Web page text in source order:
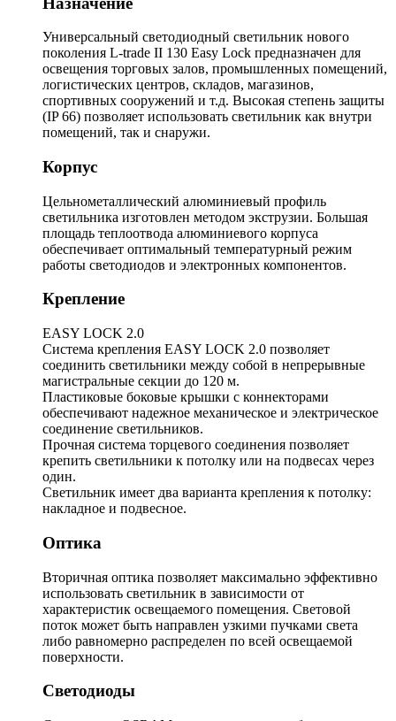
Универсальный светодиодный светильник нового
поколения L-trade II 130 Easy Lock предназначен для
освещения торговых залов, промышленных помещений,
логистических центров, складов, магазинов,
спортивных сооружений и т.д. Высокая степень защиты
(IP 66) позволяет использовать светильник как внутри
помещений, так и снаружи.
Корпус
Цельнометаллический алюминиевый профиль
светильника изготовлен методом экструзии. Большая
площадь теплоотвода алюминиевого корпуса
обеспечивает оптимальный температурный режим
работы светодиодов и электронных компонентов.
Крепление
EASY LOCK 2.0
Система крепления EASY LOCK 2.0 позволяет
соединить светильники между собой в непрерывные
магистральные секции до 120 м.
Пластиковые боковые крышки с коннекторами
обеспечивают надежное механическое и электрическое
соединение светильников.
Прочная система торцевого соединения позволяет
крепить светильники к потолку или на подвесах через
один.
Светильник имеет два варианта крепления к потолку:
накладное и подвесное.
Оптика
Вторичная оптика позволяет максимально эффективно
использовать светильник в зависимости от
характеристик освещаемого помещения. Световой
поток может быть направлен узкими пучками света
либо равномерно распределен по всей освещаемой
поверхности.
Светодиоды